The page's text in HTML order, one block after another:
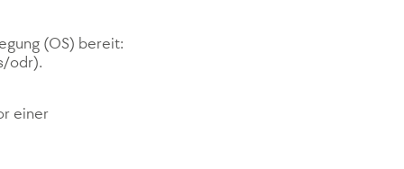
(OS) bereit:
odr).
einer